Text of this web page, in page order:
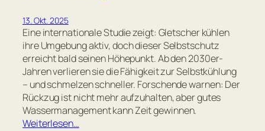
13. Okt. 2025
Eine internationale Studie zeigt: Gletscher kühlen
ihre Umgebung aktiv, doch dieser Selbstschutz
erreicht bald seinen Höhepunkt. Ab den 2030er-
Jahren verlieren sie die Fähigkeit zur Selbstkühlung
– und schmelzen schneller. Forschende warnen: Der
Rückzug ist nicht mehr aufzuhalten, aber gutes
Wassermanagement kann Zeit gewinnen.
Weiterlesen…